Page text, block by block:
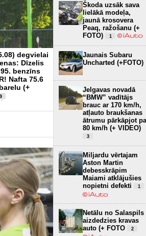
degvielai
Dīzelis
benzīns
Nafta 75.6
(+
9
Šogad Valsts policijā
fiksēti pieci
disciplinārpārkāpumi
alkohola reibumā
Škoda uzsāk sava
lielākā modeļa,
jaunā krosovera
Peaq, ražošanu (+
FOTO)
1
Jaunais Subaru
Uncharted (+FOTO)
Jelgavas novadā
“BMW” vadītājs
brauc ar 170 km/h,
atļauto braukšanas
ātrumu pārkāpjot
80 km/h (+ VIDEO)
3
Miljardu vērtajam
Aston Martin
debesskrāpim
Maiami atklājušies
nopietni defekti
1
Netālu no Salaspils
aizdedzies kravas
auto (+ FOTO
2